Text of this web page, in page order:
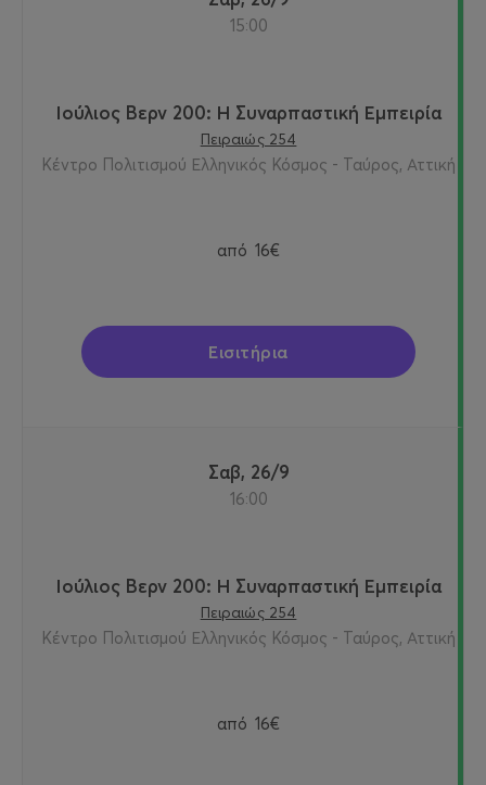
15:00
Ιούλιος Βερν 200: Η Συναρπαστική Εμπειρία
Πειραιώς 254
Κέντρο Πολιτισμού Ελληνικός Κόσμος - Ταύρος, Αττική
από 16€
Εισιτήρια
Σαβ, 26/9
16:00
Ιούλιος Βερν 200: Η Συναρπαστική Εμπειρία
Πειραιώς 254
Κέντρο Πολιτισμού Ελληνικός Κόσμος - Ταύρος, Αττική
από 16€